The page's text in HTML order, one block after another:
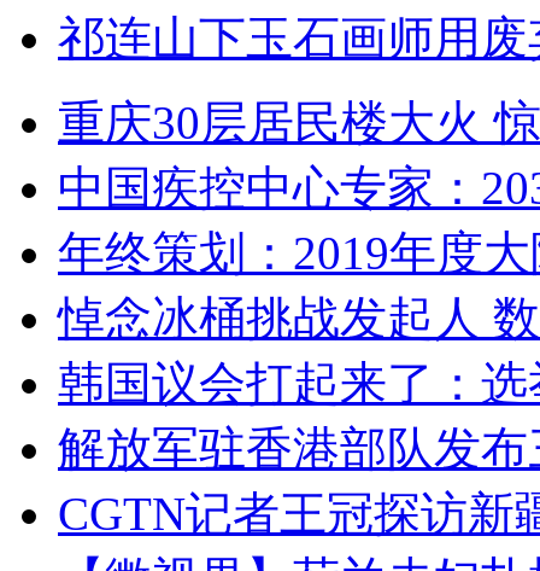
祁连山下玉石画师用
重庆30层居民楼大火
中国疾控中心专家：
年终策划：2019年度
悼念冰桶挑战发起人
韩国议会打起来了：
解放军驻香港部队发
CGTN记者王冠探访新